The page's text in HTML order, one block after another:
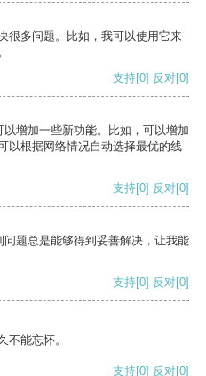
很多问题。比如，我可以使用它来
支持[0] 反对[0]
增加一些新功能。比如，可以增加
以根据网络情况自动选择最优的线
支持[0] 反对[0]
题总是能够得到妥善解决，让我能
支持[0] 反对[0]
不能忘怀。
支持[0] 反对[0]